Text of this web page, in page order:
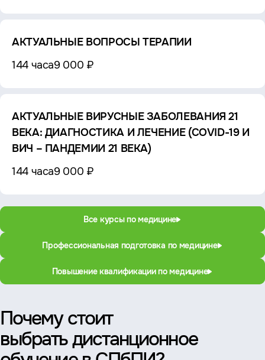
АКТУАЛЬНЫЕ ВОПРОСЫ ТЕРАПИИ
144 часа9 000 ₽
АКТУАЛЬНЫЕ ВИРУСНЫЕ ЗАБОЛЕВАНИЯ 21
ВЕКА: ДИАГНОСТИКА И ЛЕЧЕНИЕ (COVID-19 И
ВИЧ – ПАНДЕМИИ 21 ВЕКА)
144 часа9 000 ₽
Все курсы по медицине
Профессиональная подготовка по медицине
Повышение квалификации по медицине
Почему стоит
выбрать дистанционное